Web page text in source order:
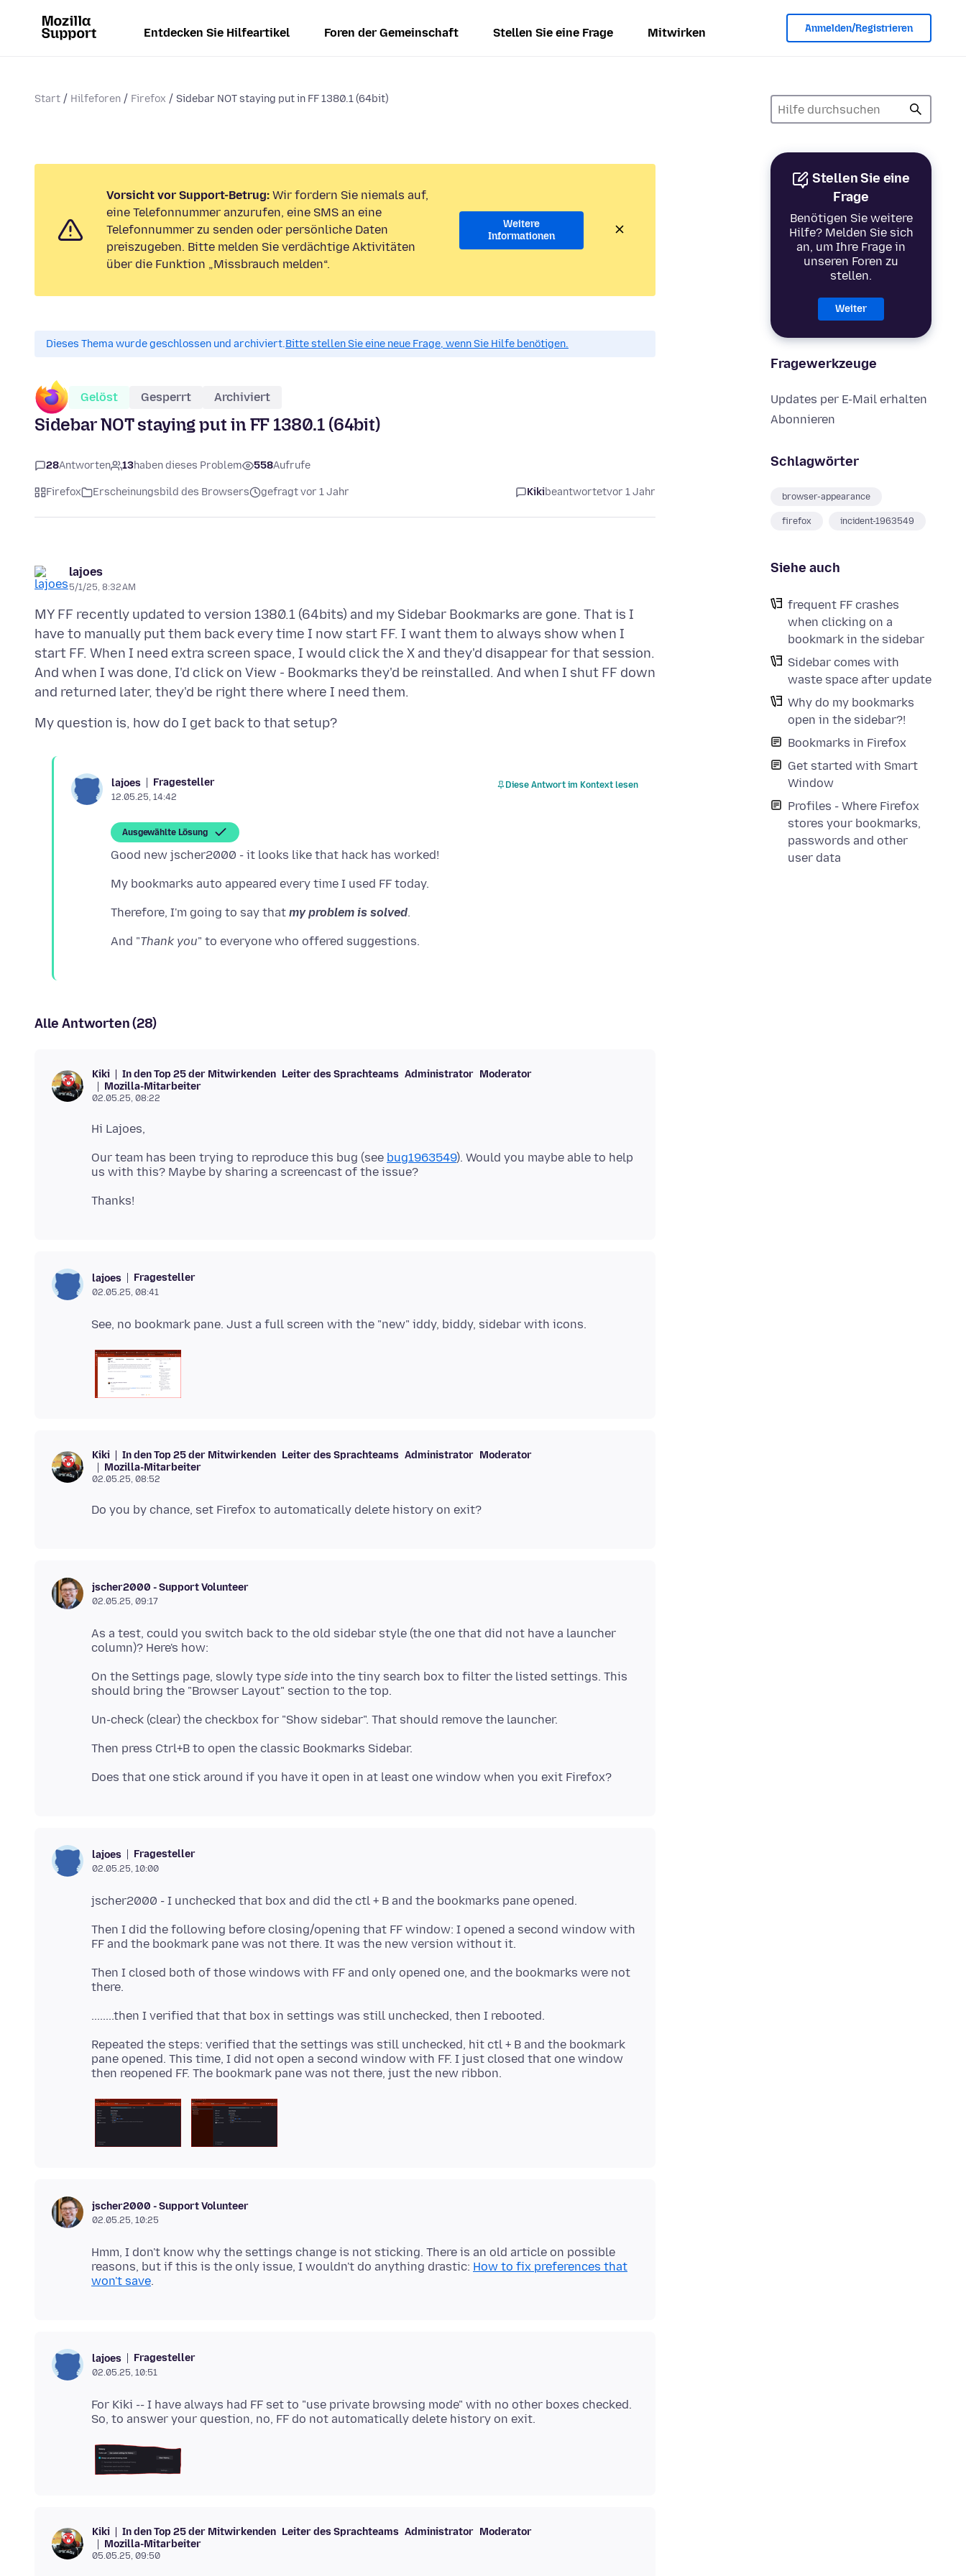
Entdecken Sie Hilfeartikel Foren der Gemeinschaft Stellen Sie eine Frage Mitwirken Anmelden/Registrieren
Start Hilfeforen Firefox Sidebar NOT staying put in FF 1380.1 (64bit)
Stellen Sie eine
Frage
Benötigen Sie weitere
Hilfe? Melden Sie sich
an, um Ihre Frage in
unseren Foren zu
stellen.
Weiter
Fragewerkzeuge
Updates per E-Mail erhalten
Abonnieren
Schlagwörter
browser-appearance
firefox incident-1963549
Siehe auch
frequent FF crashes
when clicking on a
bookmark in the sidebar
Sidebar comes with
waste space after update
Why do my bookmarks
open in the sidebar?!
Bookmarks in Firefox
Get started with Smart
Window
Profiles - Where Firefox
stores your bookmarks,
passwords and other
user data
Vorsicht vor Support-Betrug: Wir fordern Sie niemals auf,
eine Telefonnummer anzurufen, eine SMS an eine
Telefonnummer zu senden oder persönliche Daten
preiszugeben. Bitte melden Sie verdächtige Aktivitäten
über die Funktion „Missbrauch melden“.
Weitere
Informationen
Dieses Thema wurde geschlossen und archiviert.Bitte stellen Sie eine neue Frage, wenn Sie Hilfe benötigen.
Gelöst Gesperrt Archiviert
Sidebar NOT staying put in FF 1380.1 (64bit)
28Antworten 13haben dieses Problem 558Aufrufe
Firefox Erscheinungsbild des Browsers gefragt vor 1 Jahr Kikibeantwortetvor 1 Jahr
lajoes
5/1/25, 8:32 AM
MY FF recently updated to version 1380.1 (64bits) and my Sidebar Bookmarks are gone. That is I
have to manually put them back every time I now start FF. I want them to always show when I
start FF. When I need extra screen space, I would click the X and they'd disappear for that session.
And when I was done, I'd click on View - Bookmarks they'd be reinstalled. And when I shut FF down
lajoes Fragesteller
12.05.25, 14:42
Diese Antwort im Kontext lesen
Ausgewählte Lösung
Therefore, I'm going to say that my problem is solved
And "Thank you
Alle Antworten (28)
Kiki In den Top 25 der Mitwirkenden Leiter des Sprachteams Administrator Moderator
Mozilla-Mitarbeiter
02.05.25, 08:22
Our team has been trying to reproduce this bug (see bug1963549). Would you maybe able to help
lajoes Fragesteller
02.05.25, 08:41
Kiki In den Top 25 der Mitwirkenden Leiter des Sprachteams Administrator Moderator
Mozilla-Mitarbeiter
02.05.25, 08:52
jscher2000 - Support Volunteer
02.05.25, 09:17
As a test, could you switch back to the old sidebar style (the one that did not have a launcher
On the Settings page, slowly type side into the tiny search box to filter the listed settings. This
lajoes Fragesteller
02.05.25, 10:00
Then I did the following before closing/opening that FF window: I opened a second window with
Then I closed both of those windows with FF and only opened one, and the bookmarks were not
Repeated the steps: verified that the settings was still unchecked, hit ctl + B and the bookmark
pane opened. This time, I did not open a second window with FF. I just closed that one window
jscher2000 - Support Volunteer
02.05.25, 10:25
Hmm, I don't know why the settings change is not sticking. There is an old article on possible
reasons, but if this is the only issue, I wouldn't do anything drastic: How to fix preferences that
won't save
lajoes Fragesteller
02.05.25, 10:51
For Kiki -- I have always had FF set to "use private browsing mode" with no other boxes checked.
Kiki In den Top 25 der Mitwirkenden Leiter des Sprachteams Administrator Moderator
Mozilla-Mitarbeiter
05.05.25, 09:50